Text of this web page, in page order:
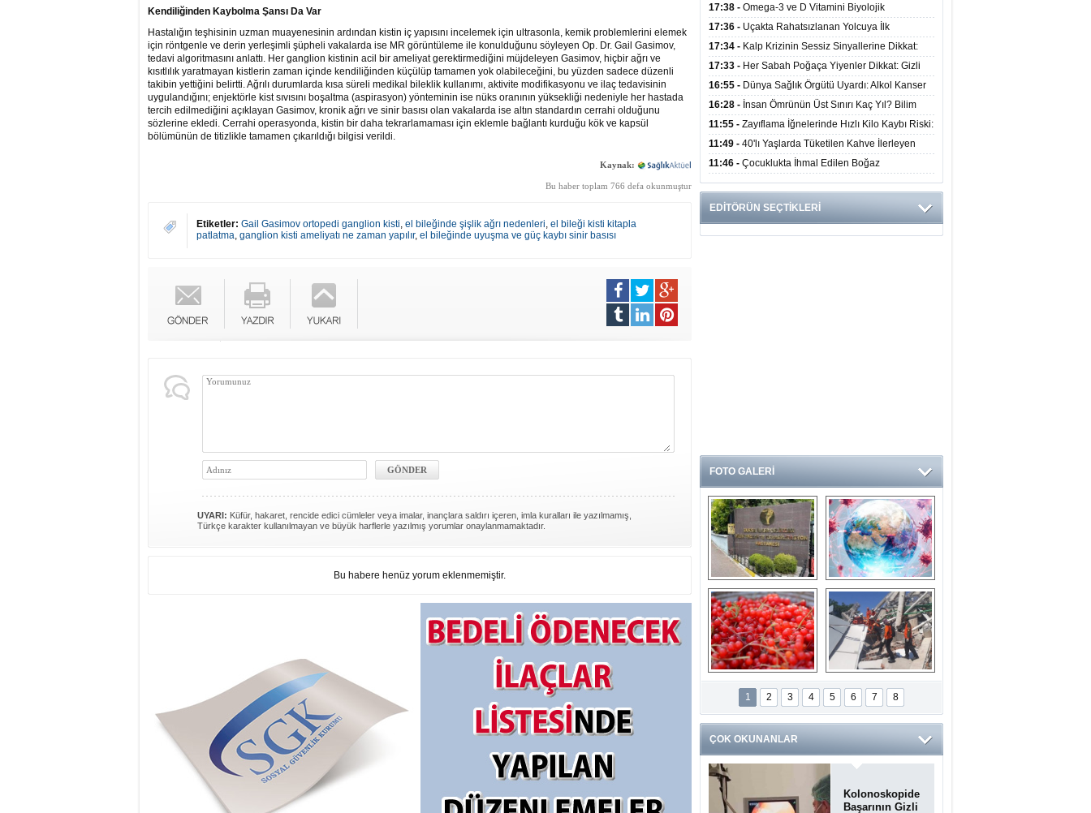
Kendiliğinden Kaybolma Şansı Da Var
Hastalığın teşhisinin uzman muayenesinin ardından kistin iç yapısını incelemek için ultrasonla, kemik problemlerini elemek
için röntgenle ve derin yerleşimli şüpheli vakalarda ise MR görüntüleme ile konulduğunu söyleyen Op. Dr. Gail Gasimov,
tedavi algoritmasını anlattı. Her ganglion kistinin acil bir ameliyat gerektirmediğini müjdeleyen Gasimov, hiçbir ağrı ve
kısıtlılık yaratmayan kistlerin zaman içinde kendiliğinden küçülüp tamamen yok olabileceğini, bu yüzden sadece düzenli
takibin yettiğini belirtti. Ağrılı durumlarda kısa süreli medikal bileklik kullanımı, aktivite modifikasyonu ve ilaç tedavisinin
uygulandığını; enjektörle kist sıvısını boşaltma (aspirasyon) yönteminin ise nüks oranının yüksekliği nedeniyle her hastada
tercih edilmediğini açıklayan Gasimov, kronik ağrı ve sinir basısı olan vakalarda ise altın standardın cerrahi olduğunu
sözlerine ekledi. Cerrahi operasyonda, kistin bir daha tekrarlamaması için eklemle bağlantı kurduğu kök ve kapsül
bölümünün de titizlikle tamamen çıkarıldığı bilgisi verildi.
Kaynak:
Bu haber toplam 766 defa okunmuştur
Etiketler: Gail Gasimov ortopedi ganglion kisti, el bileğinde şişlik ağrı nedenleri, el bileği kisti kitapla
patlatma, ganglion kisti ameliyatı ne zaman yapılır, el bileğinde uyuşma ve güç kaybı sinir basısı
UYARI: Küfür, hakaret, rencide edici cümleler veya imalar, inançlara saldırı içeren, imla kuralları ile yazılmamış,
Türkçe karakter kullanılmayan ve büyük harflerle yazılmış yorumlar onaylanmamaktadır.
Bu habere henüz yorum eklenmemiştir.
Hacmi Arasında Bağlantı Bulundu
17:38 - Omega-3 ve D Vitamini Biyolojik
Yaşlanmayı Yavaşlatabilir
17:36 - Uçakta Rahatsızlanan Yolcuya İlk
Müdahale Sağlık Bakanı Memişoğlu'ndan Geldi
17:34 - Kalp Krizinin Sessiz Sinyallerine Dikkat:
Yalnızca Göğüs Ağrısıyla Gelmiyor
17:33 - Her Sabah Poğaça Yiyenler Dikkat: Gizli
Şeker ve Yağ Yükü Kalbi ve Bağırsakları Tehdit
Ediyor
16:55 - Dünya Sağlık Örgütü Uyardı: Alkol Kanser
Riskini Doğrudan Artırıyor
16:28 - İnsan Ömrünün Üst Sınırı Kaç Yıl? Bilim
İnsanlarından Yeni Yaşam Süresi Modeli
11:55 - Zayıflama İğnelerinde Hızlı Kilo Kaybı Riski:
Uzmanlar Hekim Kontrolü Şart Diyor
11:49 - 40'lı Yaşlarda Tüketilen Kahve İlerleyen
Yıllarda Zihinsel ve Fiziksel Sağlığı Koruyor
11:46 - Çocuklukta İhmal Edilen Boğaz
Enfeksiyonu İleride Kalp Kapağını Bozabiliyor
EDİTÖRÜN SEÇTİKLERİ
FOTO GALERİ
Ve burası da bir
devlet hastanesi
14 soruda
Koronavirüs
hakkında kendinizi
test edin...
Gilaburu meyvesi
kanserden koruyor
Endonezya’daki
deprem: Ölü sayısı
bin 203'e yükseldi
1 2 3 4 5 6 7 8
ÇOK OKUNANLAR
Kolonoskopide
Başarının Gizli